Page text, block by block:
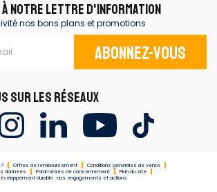
NOTRE LETTRE D'INFORMATION
nos bons plans et promotions
Abonnez-vous
SUR LES RÉSEAUX
Offres de remboursement
Conditions générales de vente
données
Paramètres de consentement
Plan du site
durable : nos engagements et actions